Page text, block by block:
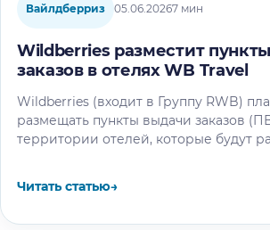
Вайлдберриз 05.06.20267 мин
Wildberries разместит
заказов в отелях WB Travel
Wildberries (входит в Группу RWB)
размещать пункты выдачи заказов
территории отелей, которые будут
Читать статью→